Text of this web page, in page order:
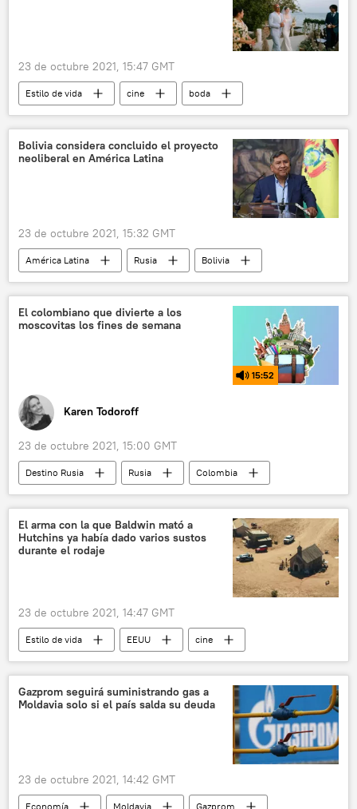
23 de octubre 2021, 15:47 GMT
Estilo de vida cine
boda
Vin Diesel
👤 Gente
Rápido y Furioso
Bolivia considera concluido el proyecto
neoliberal en América Latina
23 de octubre 2021, 15:32 GMT
América Latina Rusia
Bolivia
neoliberalismo
Luis Arce
Rogelio Mayta
El colombiano que divierte a los
moscovitas los fines de semana
15:52
Karen Todoroff
23 de octubre 2021, 15:00 GMT
Destino Rusia Rusia
Colombia
música
disc jockey
El arma con la que Baldwin mató a
Hutchins ya había dado varios sustos
durante el rodaje
23 de octubre 2021, 14:47 GMT
Estilo de vida EEUU
cine
accidente
Alec Baldwin 👤 Gente
Gazprom seguirá suministrando gas a
Moldavia solo si el país salda su deuda
23 de octubre 2021, 14:42 GMT
Economía Moldavia Gazprom